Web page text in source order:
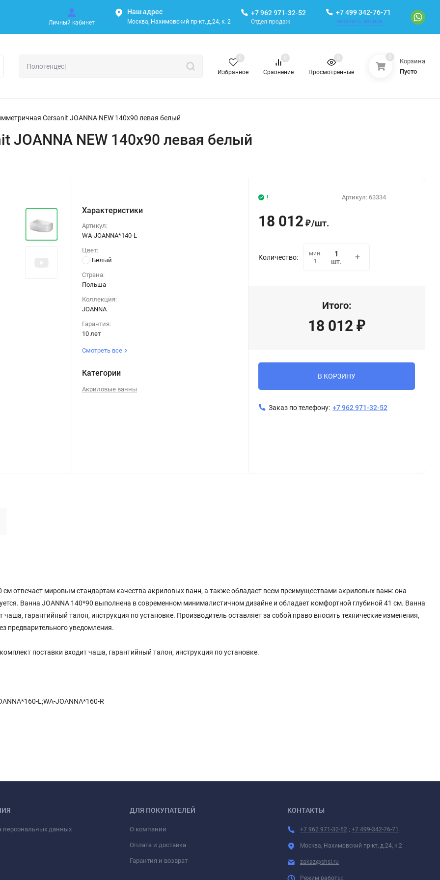
Личный кабинет
Наш адрес
Москва, Нахимовский пр-кт, д.24, к. 2
+7 962 971-32-52
Отдел продаж
+7 499 342-76-71
заказать звонок
Избранное
0
Сравнение
0
Просмотренные
0 0
Корзина
Пусто
Cersanit JOANNA NEW 140x90 левая белый
JOANNA NEW 140x90 левая белый
Характеристики
Артикул:
WA-JOANNA*140-L
Цвет:
Белый
Страна:
Польша
Коллекция:
JOANNA
Гарантия:
10 лет
Смотреть все
Категории
Акриловые ванны
Артикул: 63334
!
18 012 ₽/шт.
Количество:
мин.
1
шт.
Итого:
18 012 ₽
В КОРЗИНУ
Заказ по телефону: +7 962 971-32-52
см отвечает мировым стандартам качества акриловых ванн, а также обладает всем преимуществами акриловых ванн: она
Ванна JOANNA 140*90 выполнена в современном минималистичном дизайне и обладает комфортной глубиной 41 см. Ванна
гарантийный талон, инструкция по установке. Производитель оставляет за собой право вносить технические изменения,
предварительного уведомления.
поставки входит чаша, гарантийный талон, инструкция по установке.
L;WA-JOANNA*160-R
персональных данных
ДЛЯ ПОКУПАТЕЛЕЙ
О компании
Оплата и доставка
Гарантия и возврат
КОНТАКТЫ
+7 962 971-32-52 ; +7 499-342-76-71
Москва, Нахимовский пр-кт, д.24, к.2
zakaz@shsl.ru
Режим работы: